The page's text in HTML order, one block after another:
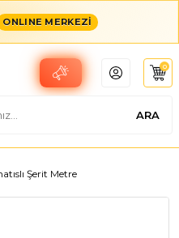
ONLINE MERKEZİ
ARA
0
Şerit Metre